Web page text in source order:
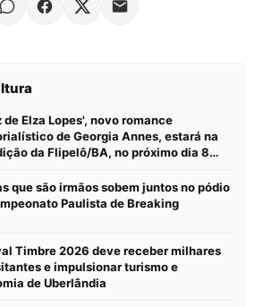
de Elza Lopes', novo romance
de Georgia Annes, estará na
da Flipelô/BA, no próximo dia 8
que são irmãos sobem juntos no pódio
Paulista de Breaking
Timbre 2026 deve receber milhares
e impulsionar turismo e
de Uberlândia